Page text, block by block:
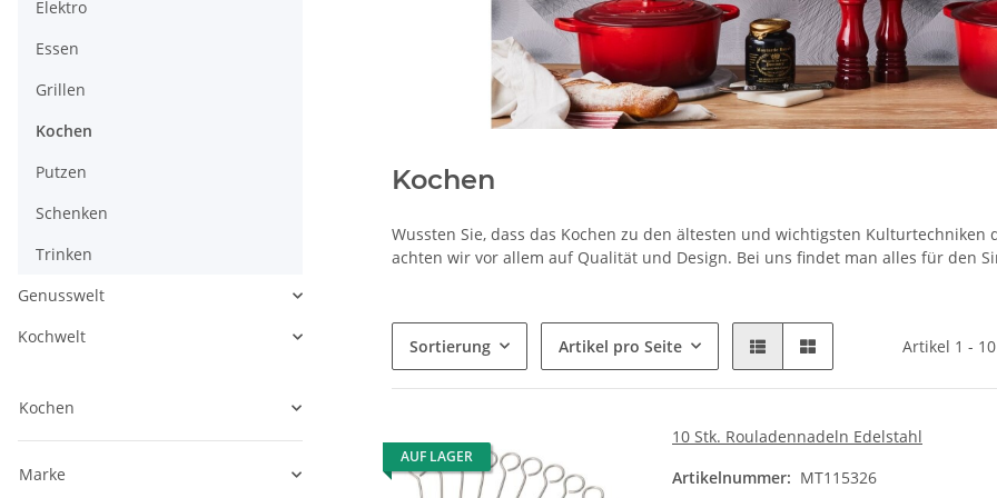
Kochen
Wussten Sie, dass das Kochen zu den ältesten und wichtigsten
achten wir vor allem auf Qualität und Design. Bei uns findet man alles für den
Sortierung Artikel pro Seite Artikel 1 -
AUF LAGER
10 Stk. Rouladennadeln Edelstahl
Artikelnummer: MT115326
Elektro
Essen
Grillen
Kochen
Putzen
Schenken
Trinken
Genusswelt
Kochwelt
Kochen
Marke